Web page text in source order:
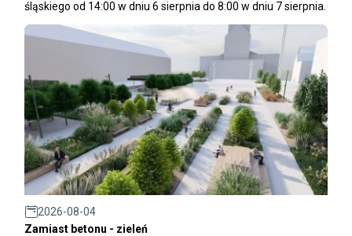
śląskiego od 14:00 w dniu 6 sierpnia do 8:00 w dniu 7 sierpnia.
2026-08-04
Zamiast betonu - zieleń